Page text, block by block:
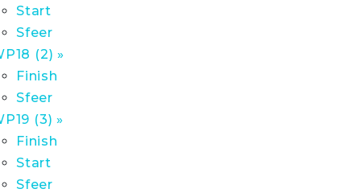
Start
Sfeer
(2) »
Finish
Sfeer
(3) »
Finish
Start
Sfeer